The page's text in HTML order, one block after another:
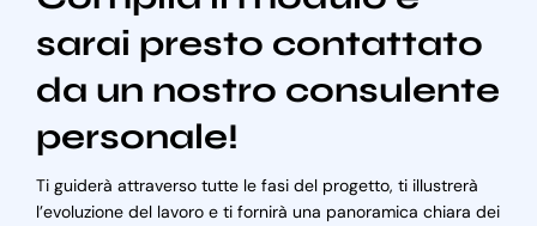
sarai presto contattato
da un nostro consulente
personale!
Ti guiderà attraverso tutte le fasi del progetto, ti illustrerà
l’evoluzione del lavoro e ti fornirà una panoramica chiara dei